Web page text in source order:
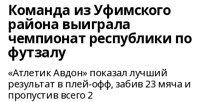
Команда из Уфимского
района выиграла
чемпионат республики по
футзалу
«Атлетик Авдон» показал лучший
результат в плей-офф, забив 23 мяча и
пропустив всего 2